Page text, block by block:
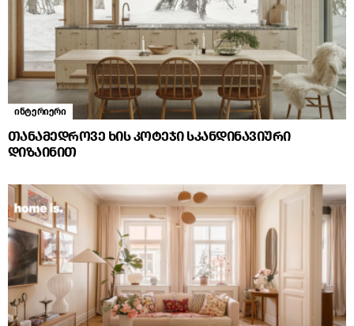
ინტერიერი
თანამედროვე ხის კოტეჯი სკანდინავიური
დიზაინით